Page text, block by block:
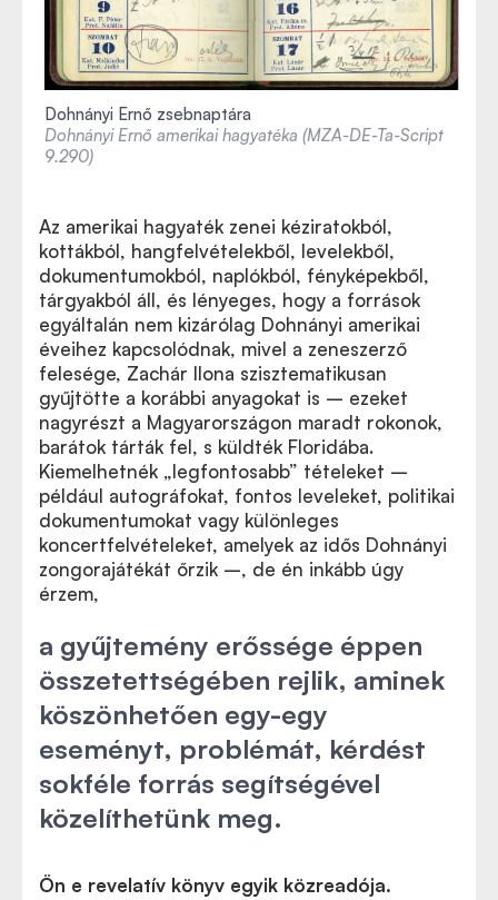
Dohnányi Ernő zsebnaptára
Dohnányi Ernő amerikai hagyatéka (MZA-DE-Ta-Script
9.290)
Az amerikai hagyaték zenei kéziratokból,
kottákból, hangfelvételekből, levelekből,
dokumentumokból, naplókból, fényképekből,
tárgyakból áll, és lényeges, hogy a források
egyáltalán nem kizárólag Dohnányi amerikai
éveihez kapcsolódnak, mivel a zeneszerző
felesége, Zachár Ilona szisztematikusan
gyűjtötte a korábbi anyagokat is – ezeket
nagyrészt a Magyarországon maradt rokonok,
barátok tárták fel, s küldték Floridába.
Kiemelhetnék „legfontosabb” tételeket –
például autográfokat, fontos leveleket, politikai
dokumentumokat vagy különleges
koncertfelvételeket, amelyek az idős Dohnányi
zongorajátékát őrzik –, de én inkább úgy
érzem,
a gyűjtemény erőssége éppen
összetettségében rejlik, aminek
köszönhetően egy-egy
eseményt, problémát, kérdést
sokféle forrás segítségével
közelíthetünk meg.
Ön e revelatív könyv egyik közreadója.